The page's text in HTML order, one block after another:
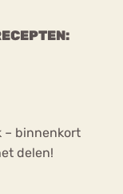
– binnenkort
delen!